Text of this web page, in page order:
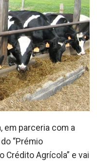
em parceria com a
“Prémio
Crédito Agrícola” e vai